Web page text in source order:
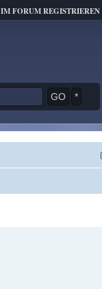
IM FORUM REGISTRIEREN
*